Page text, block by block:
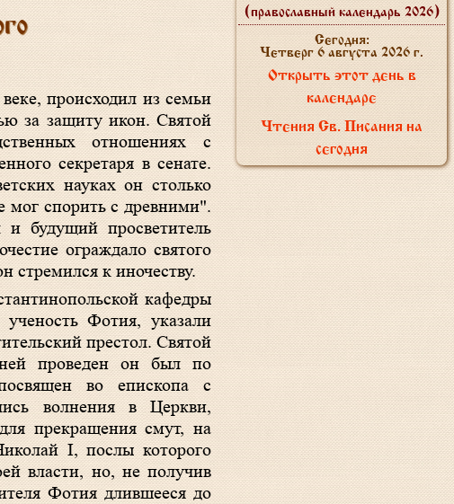
происходил из семьи
за защиту икон. Святой
отношениях с
секретаря в сенате.
науках он столько
мог спорить с древними".
будущий просветитель
ограждало святого
к иночеству.
кафедры
Фотия, указали
престол. Святой
проведен он был по
во епископа с
волнения в Церкви,
прекращения смут, на
I, послы которого
власти, но, не получив
Фотия длившееся до
(православный календарь 2026)
Сегодня:
Четверг 6 августа 2026 г.
Открыть этот день в
календаре
Чтения Св. Писания на
сегодня